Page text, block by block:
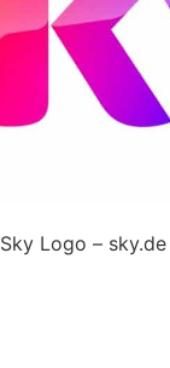
Sky Logo – sky.de